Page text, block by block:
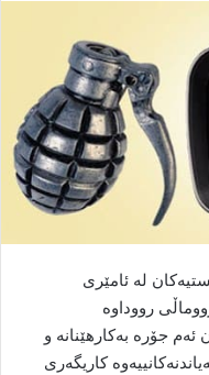
لە ئامێری
رووداوە
جۆرە بەکارهێنانە و
کاریگەری